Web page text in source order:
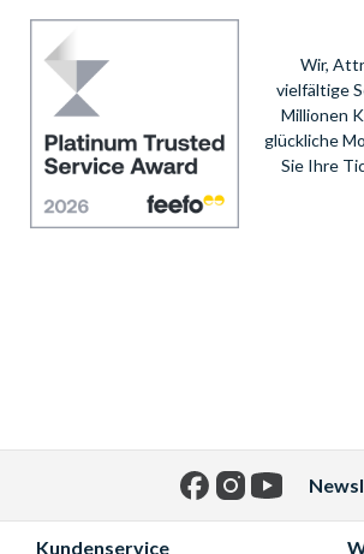
Wir,
vielfältige
Millionen
glückliche
Sie Ihre
Kundenservice